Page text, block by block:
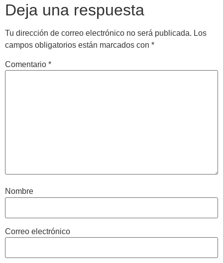
Deja una respuesta
Tu dirección de correo electrónico no será publicada. Los
campos obligatorios están marcados con *
Comentario *
Nombre
Correo electrónico